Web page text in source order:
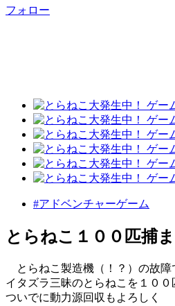
フォロー
#アドベンチャーゲーム
とらねこ１００匹捕
とらねこ製造機（！？）の故障
イタズラ三昧のとらねこを１００
ついでに動力源回収もよろしく